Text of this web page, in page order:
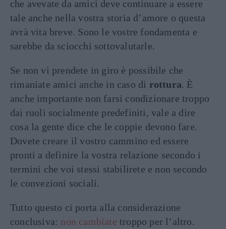
che avevate da amici deve continuare a essere
tale anche nella vostra storia d’amore o questa
avrà vita breve. Sono le vostre fondamenta e
sarebbe da sciocchi sottovalutarle.
Se non vi prendete in giro è possibile che
rimaniate amici anche in caso di rottura. È
anche importante non farsi condizionare troppo
dai ruoli socialmente predefiniti, vale a dire
cosa la gente dice che le coppie devono fare.
Dovete creare il vostro cammino ed essere
pronti a definire la vostra relazione secondo i
termini che voi stessi stabilirete e non secondo
le convezioni sociali.
Tutto questo ci porta alla considerazione
conclusiva: non cambiate troppo per l’altro.